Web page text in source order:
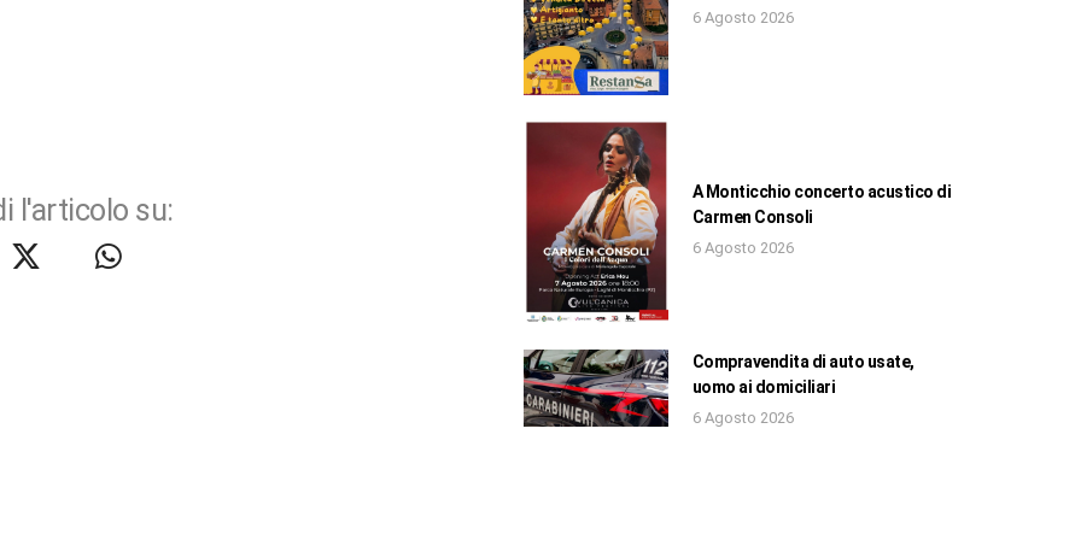
l'articolo su:
6 Agosto 2026
A Monticchio concerto acustico di
Carmen Consoli
6 Agosto 2026
Compravendita di auto usate,
uomo ai domiciliari
6 Agosto 2026